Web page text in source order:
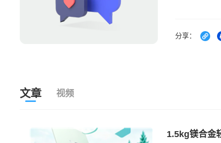
分享：
文章 视频
1.5kg镁合金